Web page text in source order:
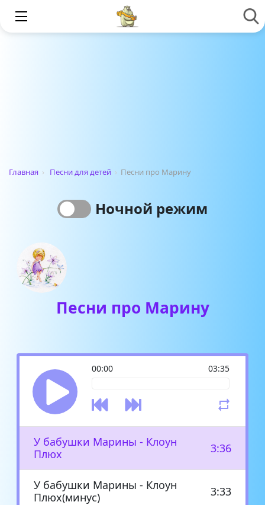
Главная › Песни для детей › Песни про Марину
Ночной режим
Песни про Марину
00:00 03:35
У бабушки Марины - Клоун
Плюх
3:36
У бабушки Марины - Клоун
Плюх(минус)
3:33